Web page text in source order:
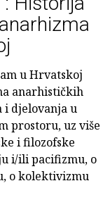
u Hrvatskoj
anarhističkih
i djelovanja u
prostoru, uz više
i filozofske
i/ili pacifizmu, o
o kolektivizmu